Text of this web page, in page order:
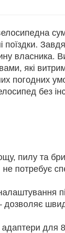
власника.
які
погодних
без
пилу та
потребує
для